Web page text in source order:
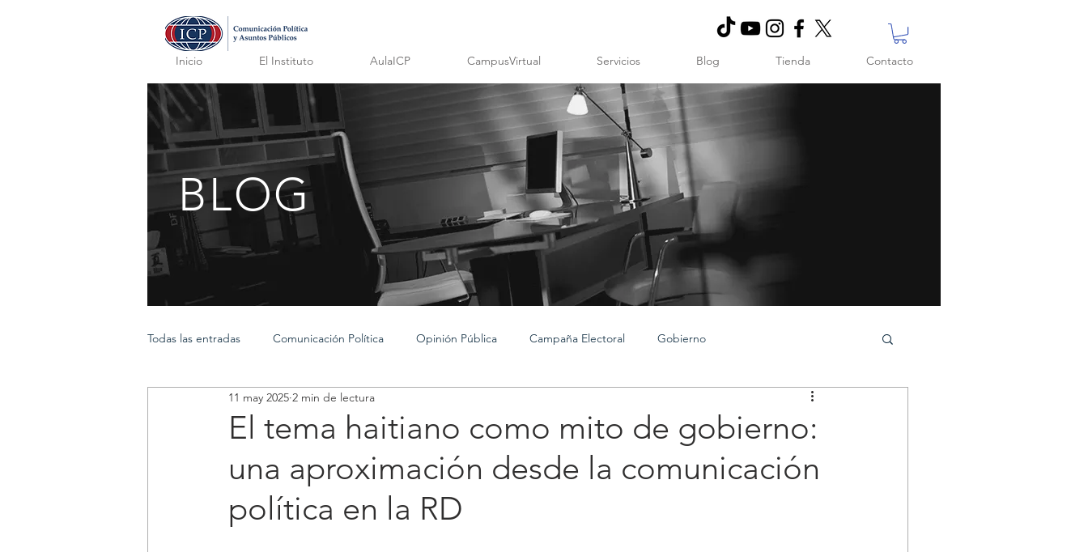
Inicio El Instituto AulaICP CampusVirtual Servicios Blog Tienda Contacto
BLOG
Todas las entradas Comunicación Política Opinión Pública Campaña Electoral Gobierno
El tema haitiano como mito de gobierno:
una aproximación desde la comunicación
política en la RD
11 may 2025 2 min de lectura